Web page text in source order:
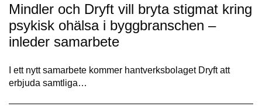
Mindler och Dryft vill bryta stigmat kring
psykisk ohälsa i byggbranschen –
inleder samarbete
I ett nytt samarbete kommer hantverksbolaget Dryft att
erbjuda samtliga…